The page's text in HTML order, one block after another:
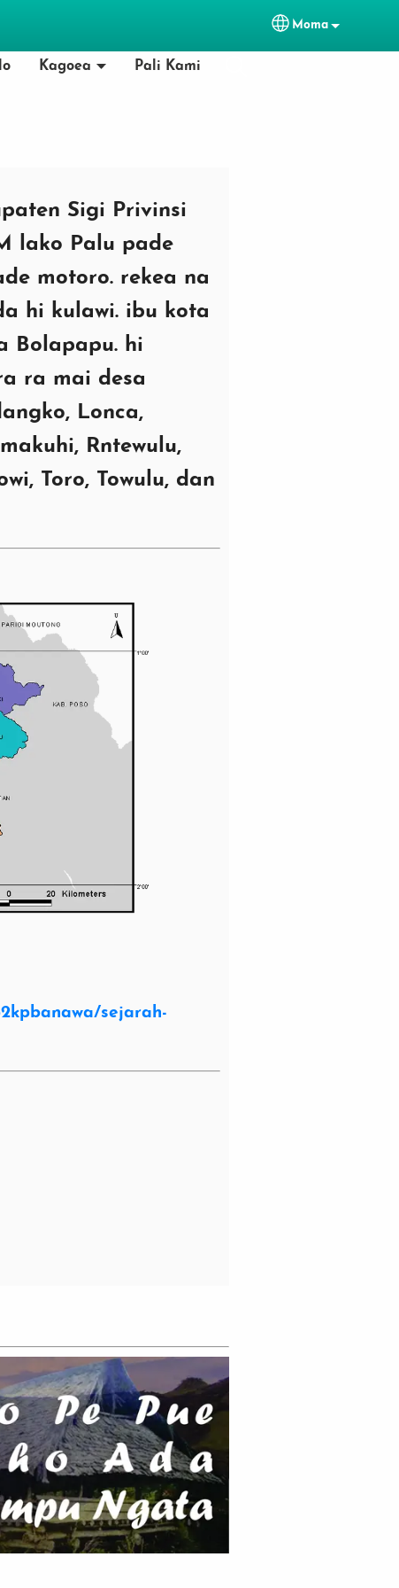
Select your
Moma
Kagoea Pali Kami
Sigi Privinsi
lako Palu pade
motoro. rekea na
hi kulawi. ibu kota
Bolapapu. hi
ra mai desa
Lonca,
Rntewulu,
Toro, Towulu, dan
sejarah-